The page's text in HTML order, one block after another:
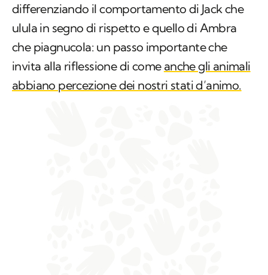
differenziando il comportamento di Jack che
ulula in segno di rispetto e quello di Ambra
che piagnucola: un passo importante che
invita alla riflessione di come anche gli animali
abbiano percezione dei nostri stati d’animo.